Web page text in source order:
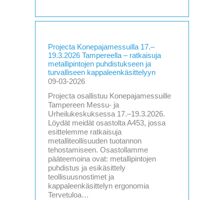
Projecta Konepajamessuilla 17.–
19.3.2026 Tampereella – ratkaisuja
metallipintojen puhdistukseen ja
turvalliseen kappaleenkäsittelyyn
09-03-2026
Projecta osallistuu Konepajamessuille
Tampereen Messu- ja
Urheilukeskuksessa 17.–19.3.2026.
Löydät meidät osastolta A453, jossa
esittelemme ratkaisuja
metalliteollisuuden tuotannon
tehostamiseen. Osastollamme
pääteemoina ovat: metallipintojen
puhdistus ja esikäsittely
teollisuusnostimet ja
kappaleenkäsittelyn ergonomia
Tervetuloa…